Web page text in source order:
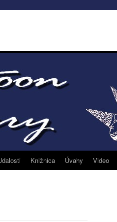
Knižnica Úvahy Video